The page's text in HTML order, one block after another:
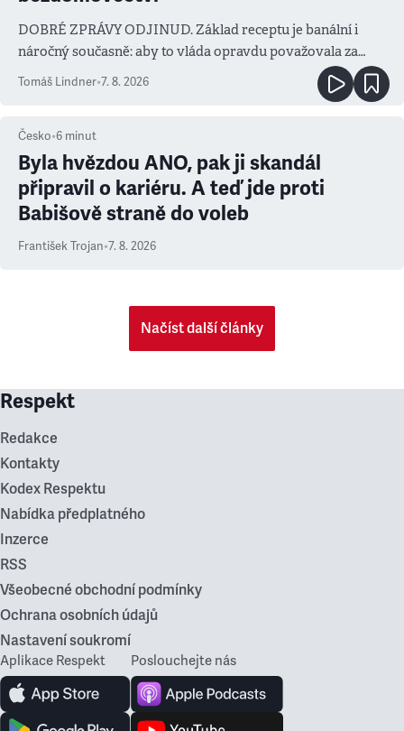
DOBRÉ ZPRÁVY ODJINUD. Základ receptu je banální i
náročný současně: aby to vláda opravdu považovala za
Tomáš Lindner•7. 8. 2026
Česko•6 minut
Byla hvězdou ANO, pak ji skandál
připravil o kariéru. A teď jde proti
Babišově straně do voleb
František Trojan•7. 8. 2026
Načíst další články
Respekt
Redakce
Kontakty
Kodex Respektu
Nabídka předplatného
Inzerce
RSS
Všeobecné obchodní podmínky
Ochrana osobních údajů
Nastavení soukromí
Aplikace Respekt Poslouchejte nás